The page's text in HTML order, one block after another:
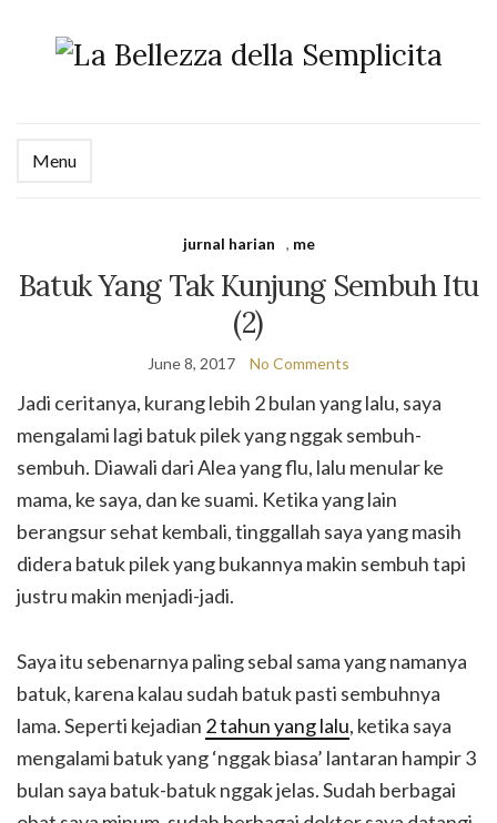
Menu
jurnal harian , me
Batuk Yang Tak Kunjung Sembuh Itu
(2)
June 8, 2017 No Comments
Jadi ceritanya, kurang lebih 2 bulan yang lalu, saya
mengalami lagi batuk pilek yang nggak sembuh-
sembuh. Diawali dari Alea yang flu, lalu menular ke
mama, ke saya, dan ke suami. Ketika yang lain
berangsur sehat kembali, tinggallah saya yang masih
didera batuk pilek yang bukannya makin sembuh tapi
justru makin menjadi-jadi.
Saya itu sebenarnya paling sebal sama yang namanya
batuk, karena kalau sudah batuk pasti sembuhnya
lama. Seperti kejadian 2 tahun yang lalu, ketika saya
mengalami batuk yang ‘nggak biasa’ lantaran hampir 3
bulan saya batuk-batuk nggak jelas. Sudah berbagai